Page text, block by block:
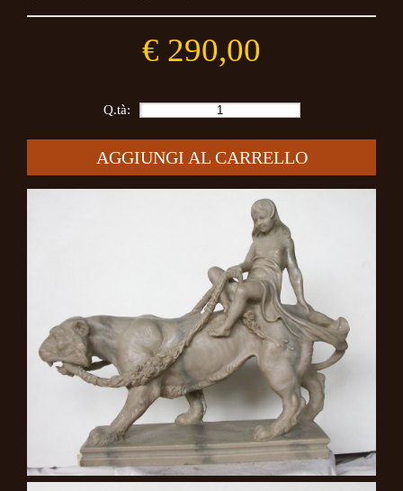
€ 290,00
Q.tà:
AGGIUNGI AL CARRELLO